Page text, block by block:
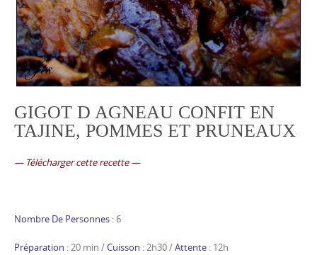
GIGOT D AGNEAU CONFIT EN
TAJINE, POMMES ET PRUNEAUX
— Télécharger cette recette—
Nombre De Personnes : 6
Préparation : 20 min /Cuisson : 2h30 /Attente : 12h